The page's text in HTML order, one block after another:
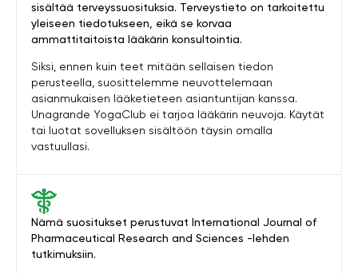
Nämä suositukset perustuvat International Journal of
Pharmaceutical Research and Sciences -lehden
tutkimuksiin.
sisältää terveyssuosituksia. Terveystieto on tarkoitettu
yleiseen tiedotukseen, eikä se korvaa
ammattitaitoista lääkärin konsultointia.
Siksi, ennen kuin teet mitään sellaisen tiedon
perusteella, suosittelemme neuvottelemaan
asianmukaisen lääketieteen asiantuntijan kanssa.
Unagrande YogaClub ei tarjoa lääkärin neuvoja. Käytät
tai luotat sovelluksen sisältöön täysin omalla
vastuullasi.